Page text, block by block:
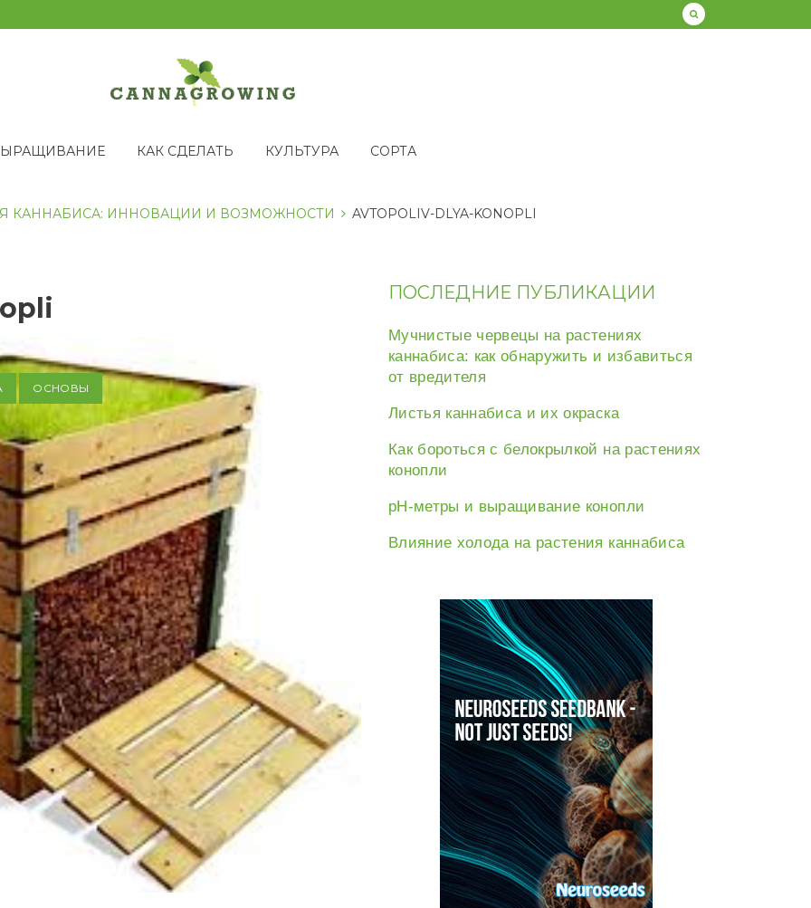
КАК СДЕЛАТЬ КУЛЬТУРА СОРТА
КАННАБИСА: ИННОВАЦИИ И ВОЗМОЖНОСТИ AVTOPOLIV-DLYA-KONOPLI
ОСНОВЫ
ПОСЛЕДНИЕ ПУБЛИКАЦИИ
Мучнистые червецы на растениях
каннабиса: как обнаружить и избавиться
от вредителя
Листья каннабиса и их окраска
Как бороться с белокрылкой на растениях
конопли
рН-метры и выращивание конопли
Влияние холода на растения каннабиса